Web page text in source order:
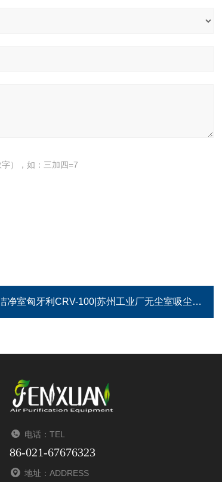
），如：三加四=7
净室匈牙利CRV-100|苏州工业厂无尘室吸尘器
电话：TEL
86-021-67676323
地址：ADDRESS